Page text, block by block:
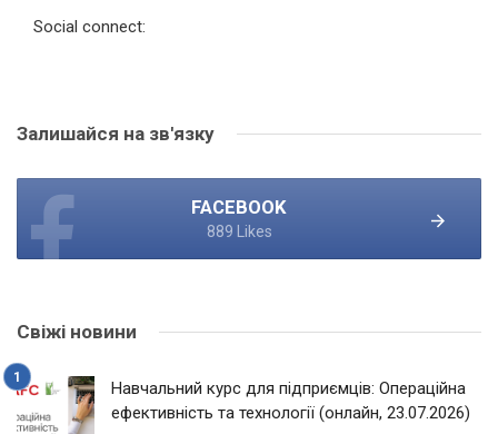
Social connect:
Залишайся на зв'язку
FACEBOOK
889 Likes
Свіжі новини
Навчальний курс для підприємців: Операційна
ефективність та технології (онлайн, 23.07.2026)